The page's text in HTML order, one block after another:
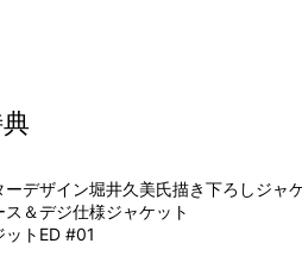
デザイン堀井久美氏描き下ろしジャ
＆デジ仕様ジャケット
トED #01